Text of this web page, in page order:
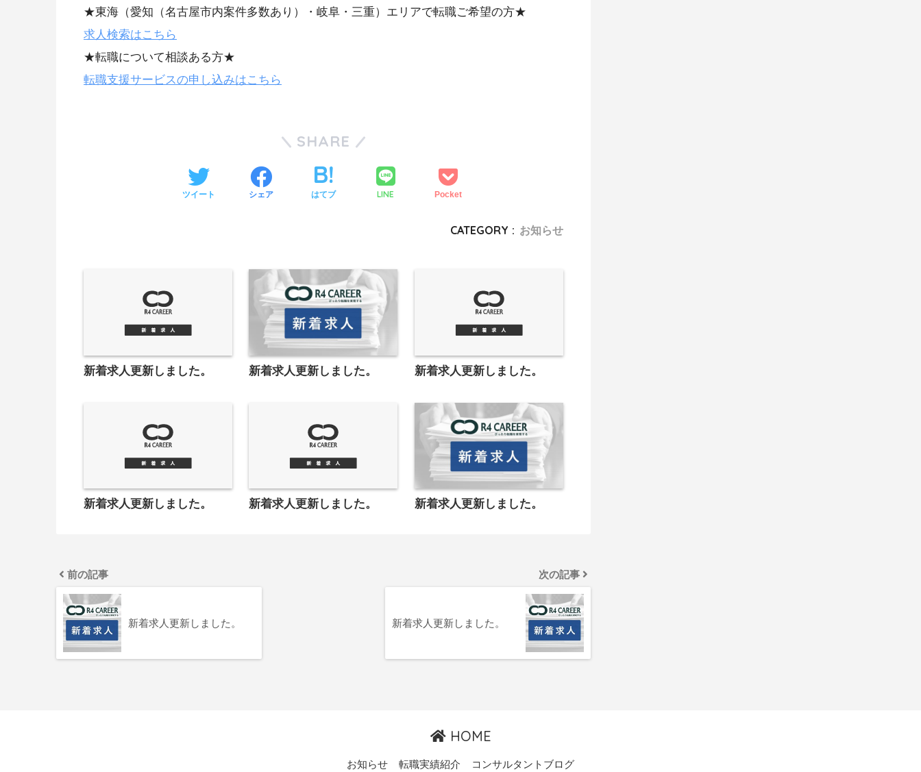
★東海（愛知（名古屋市内案件多数あり）・岐阜・三重）エリアで転職ご希望の方★
求人検索はこちら
★転職について相談ある方★
転職支援サービスの申し込みはこちら
SHARE
ツイート シェア はてブ LINE Pocket
CATEGORY : お知らせ
新着求人更新しました。 新着求人更新しました。 新着求人更新しました。
新着求人更新しました。 新着求人更新しました。 新着求人更新しました。
前の記事
新着求人更新しました。
次の記事
新着求人更新しました。
HOME
お知らせ 転職実績紹介 コンサルタントブログ